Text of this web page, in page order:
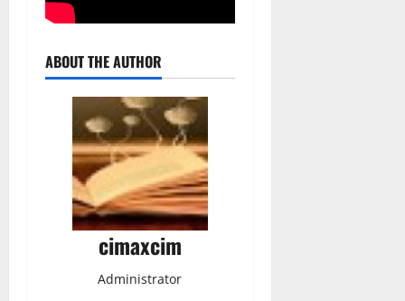
ABOUT THE AUTHOR
cimaxcim
Administrator